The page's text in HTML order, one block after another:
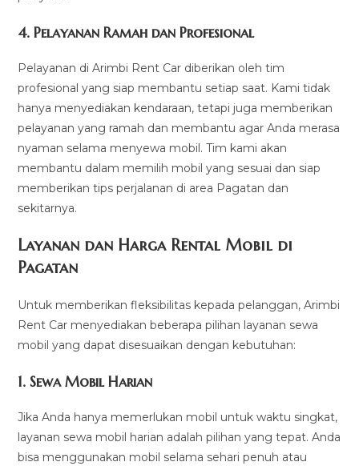
4.Pelayanan Ramah dan Profesional
Pelayanan di Arimbi Rent Car diberikan oleh tim
profesional yang siap membantu setiap saat. Kami tidak
hanya menyediakan kendaraan, tetapi juga memberikan
pelayanan yang ramah dan membantu agar Anda merasa
nyaman selama menyewa mobil. Tim kami akan
membantu dalam memilih mobil yang sesuai dan siap
memberikan tips perjalanan di area Pagatan dan
sekitarnya.
Layanan dan Harga Rental Mobil di
Pagatan
Untuk memberikan fleksibilitas kepada pelanggan, Arimbi
Rent Car menyediakan beberapa pilihan layanan sewa
mobil yang dapat disesuaikan dengan kebutuhan:
1.Sewa Mobil Harian
Jika Anda hanya memerlukan mobil untuk waktu singkat,
layanan sewa mobil harian adalah pilihan yang tepat. Anda
bisa menggunakan mobil selama sehari penuh atau